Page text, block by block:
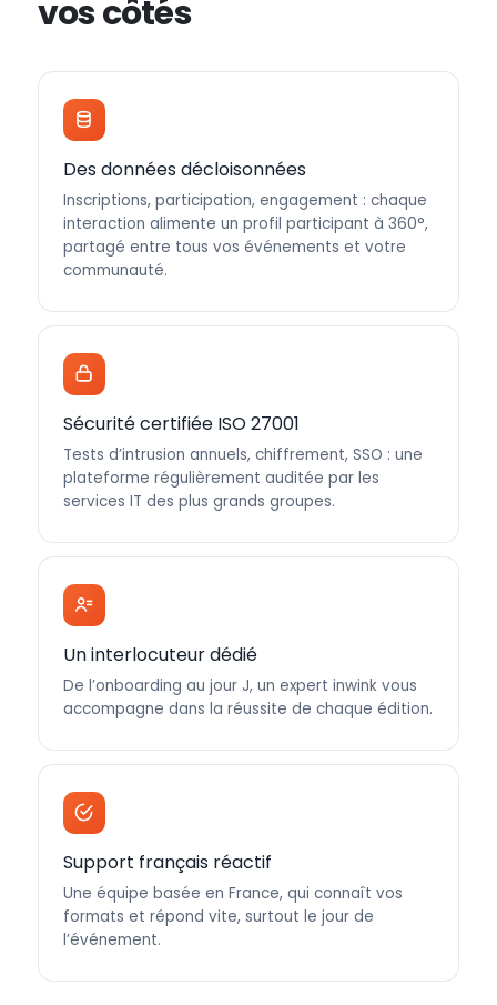
vos côtés
Des données décloisonnées
Inscriptions, participation, engagement : chaque
interaction alimente un profil participant à 360°,
partagé entre tous vos événements et votre
communauté.
Sécurité certifiée ISO 27001
Tests d’intrusion annuels, chiffrement, SSO : une
plateforme régulièrement auditée par les
services IT des plus grands groupes.
Un interlocuteur dédié
De l’onboarding au jour J, un expert inwink vous
accompagne dans la réussite de chaque édition.
Support français réactif
Une équipe basée en France, qui connaît vos
formats et répond vite, surtout le jour de
l’événement.